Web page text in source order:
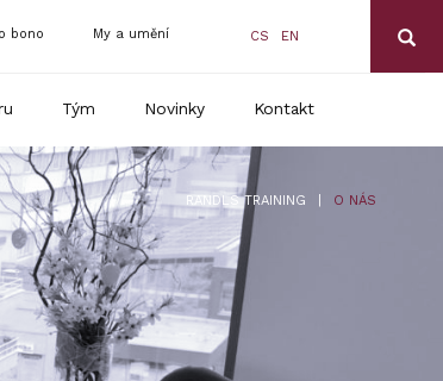
CS EN
bono My a umění
Tým Novinky Kontakt
RANDLS TRAINING O NÁS